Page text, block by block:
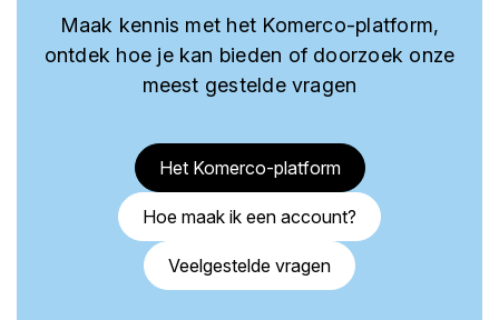
Maak kennis met het Komerco-platform,
ontdek hoe je kan bieden of doorzoek onze
meest gestelde vragen
Het Komerco-platform
Hoe maak ik een account?
Veelgestelde vragen